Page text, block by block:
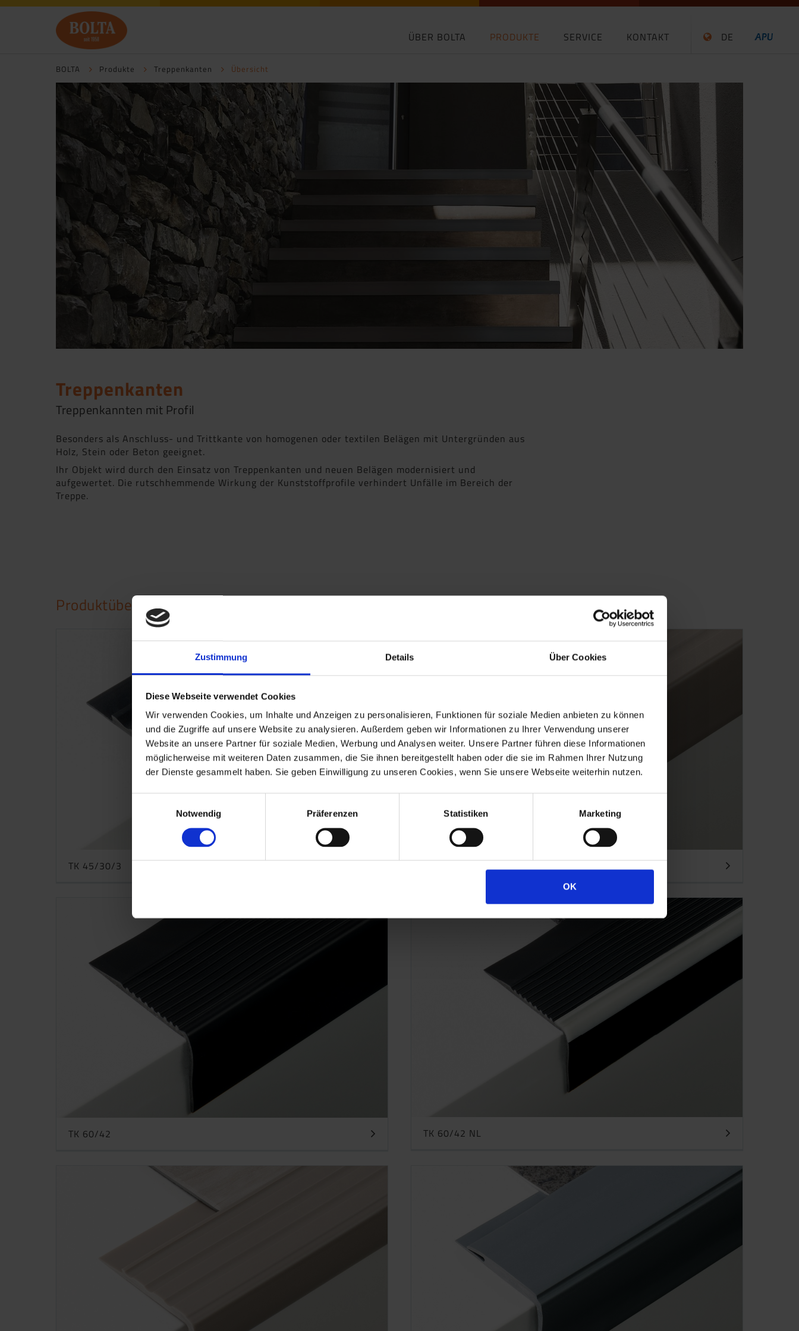
Zustimmung Details Über Cookies
Diese Webseite verwendet Cookies
Wir verwenden Cookies, um Inhalte und Anzeigen zu personalisieren, Funktionen für soziale Medien anbieten zu können
und die Zugriffe auf unsere Website zu analysieren. Außerdem geben wir Informationen zu Ihrer Verwendung unserer
Website an unsere Partner für soziale Medien, Werbung und Analysen weiter. Unsere Partner führen diese Informationen
möglicherweise mit weiteren Daten zusammen, die Sie ihnen bereitgestellt haben oder die sie im Rahmen Ihrer Nutzung
der Dienste gesammelt haben. Sie geben Einwilligung zu unseren Cookies, wenn Sie unsere Webseite weiterhin nutzen.
Notwendig
Präferenzen Statistiken Marketing
OK
ÜBER BOLTA PRODUKTE SERVICE KONTAKT DE
BOLTA Produkte Treppenkanten Übersicht
Treppenkanten
Treppenkannten mit Profil
Besonders als Anschluss- und Trittkante von homogenen oder textilen Belägen mit Untergründen aus
Holz, Stein oder Beton geeignet.
Ihr Objekt wird durch den Einsatz von Treppenkanten und neuen Belägen modernisiert und
aufgewertet. Die rutschhemmende Wirkung der Kunststoffprofile verhindert Unfälle im Bereich der
Treppe.
Produktübersicht
TK 45/30/3
TK 60/42 TK 60/42 NL